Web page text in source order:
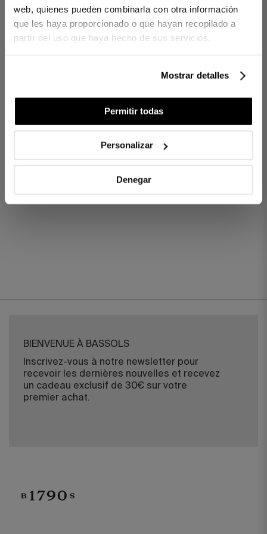
web, quienes pueden combinarla con otra información
que les haya proporcionado o que hayan recopilado a
partir del uso que haya hecho de sus servicios.
Mostrar detalles
Permitir todas
Personalizar
Denegar
Drap Housse Satin 400 Blanc
Drap housse en satin de 400 fils.
Réf. 8422636826120-agrupado
COMBIEN DE FILS CHOISIR ?
BIENVENUE À BASSOLS
Inscrivez-vous à notre newsletter pour
recevoir les dernières nouvelles et recevez
un cadeau exclusif de 30€ sur votre
premier achat.